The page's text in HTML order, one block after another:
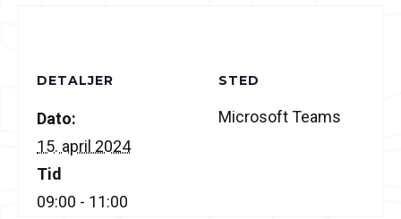
DETALJER
Dato:
15. april 2024
Tid
09:00 - 11:00
STED
Microsoft Teams